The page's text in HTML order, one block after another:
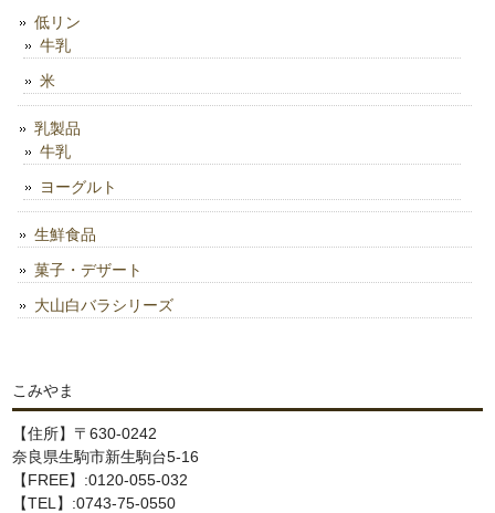
低リン
牛乳
米
乳製品
牛乳
ヨーグルト
生鮮食品
菓子・デザート
大山白バラシリーズ
こみやま
【住所】〒630-0242
奈良県生駒市新生駒台5-16
【FREE】:0120-055-032
【TEL】:0743-75-0550